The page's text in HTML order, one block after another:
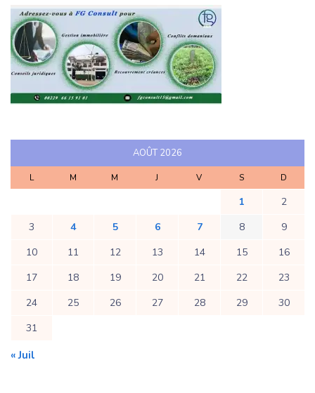
AOÛT 2026
L M M J V S D
1
2
3
4 5 6 7 8
9
10
11 12 13 14 15
16
17
18 19 20 21 22
23
24
25 26 27 28 29
30
31
« Juil